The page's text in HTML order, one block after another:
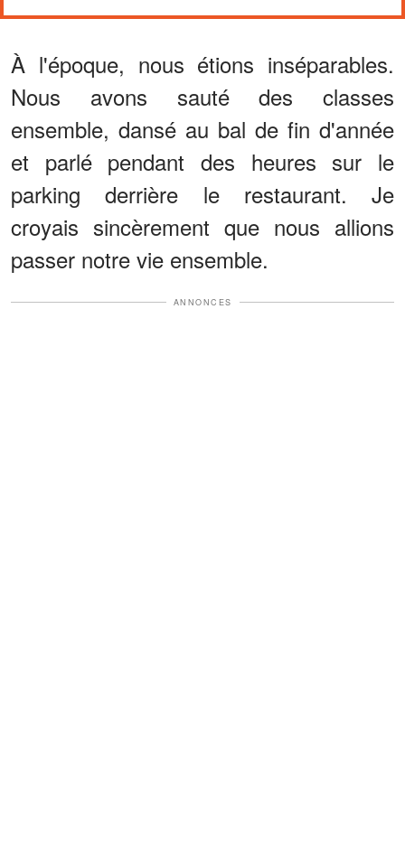
À l'époque, nous étions inséparables.
Nous avons sauté des classes
ensemble, dansé au bal de fin d'année
et parlé pendant des heures sur le
parking derrière le restaurant. Je
croyais sincèrement que nous allions
passer notre vie ensemble.
ANNONCES